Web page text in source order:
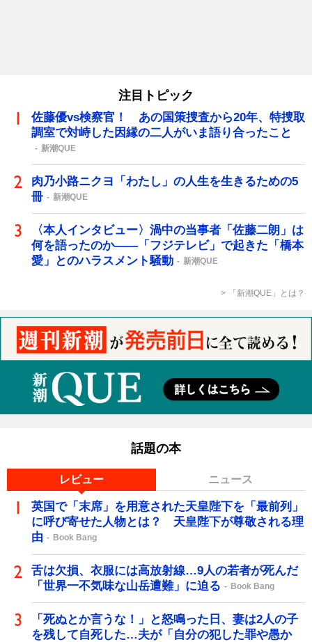
注目トピック
佐藤優vs検察官！ あの国策捜査から20年、特捜取
調室で対峙した因縁の二人がいま語り合ったこと
新潮QUE
肉乃小路ニクヨ「わたし」の人生を生きるための5
冊
新潮QUE
〈本人インタビュー〉渦中の当事者「佐藤二朗」は
何を語ったのか――「フジテレビ」で起きた「橋本
愛」とのハラスメント騒動
新潮QUE
「新潮QUE」とは？
話題の本
レビュー ニュース
英国で「末席」を用意された天皇陛下を「最前列」
に呼び寄せた人物とは？ 天皇陛下が尊敬される理
由
Book Bang
舌は欠損、衣服には高放射線…9人の若者が死んだ
「世界一不気味な山岳遭難」に迫る
Book Bang
「死ぬとか言うな！」と怒鳴った日、妻は2人の子
を残して自死した…夫が「自分の犯した罪や愚か